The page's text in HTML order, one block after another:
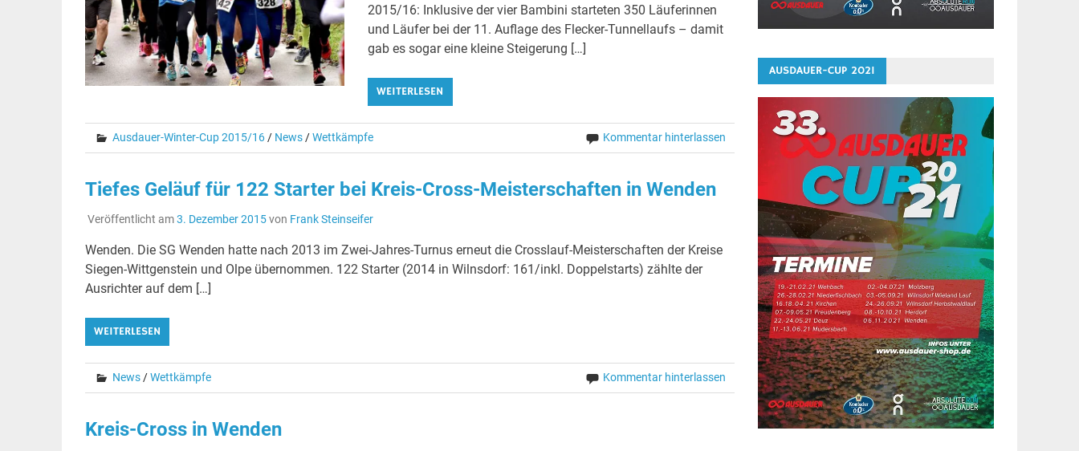
2015/16: Inklusive der vier Bambini starteten 350 Läuferinnen
und Läufer bei der 11. Auflage des Flecker-Tunnellaufs – damit
gab es sogar eine kleine Steigerung […]
WEITERLESEN
Ausdauer-Winter-Cup 2015/16/ News/Wettkämpfe Kommentar hinterlassen
Tiefes Geläuf für 122 Starter bei Kreis-Cross-Meisterschaften in Wenden
Veröffentlicht am3. Dezember 2015von Frank Steinseifer
Wenden. Die SG Wenden hatte nach 2013 im Zwei-Jahres-Turnus erneut die Crosslauf-Meisterschaften der Kreise
Siegen-Wittgenstein und Olpe übernommen. 122 Starter (2014 in Wilnsdorf: 161/inkl. Doppelstarts) zählte der
Ausrichter auf dem […]
WEITERLESEN
News/Wettkämpfe Kommentar hinterlassen
Kreis-Cross in Wenden
AUSDAUER-CUP 2021